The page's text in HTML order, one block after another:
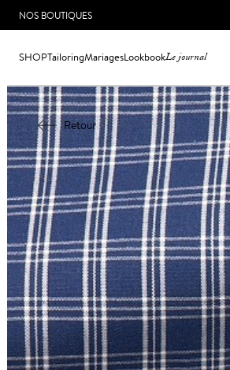
NOS BOUTIQUES
SHOPTailoringMariagesLookbookLe journal
Retour